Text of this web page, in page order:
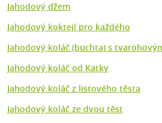
Jahodový džem
Jahodový koktejl pro každého
Jahodový koláč (buchta) s
Jahodový koláč od Katky
Jahodový koláč z listového těsta
Jahodový koláč ze dvou těst